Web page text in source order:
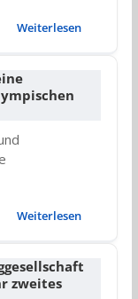
Weiterlesen
Weiterlesen
zweites